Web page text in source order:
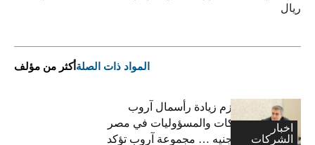
ريال
المواد ذات الصلة أكثر من مؤلف
اخبار
الشركات
فاتح بكداش:نعتزم زيادة رأسمال آروب
لتأمينات الممتلكات والمسؤوليات في مصر
إلى 600 مليون جنيه … مجموعة آروب تؤكد